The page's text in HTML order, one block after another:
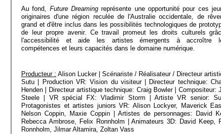
Au fond, Future Dreaming représente une opportunité pour ces
originaires d'une région reculée de l'Australie occidentale, de
grand et d'être inclus dans les possibilités technologiques de
de leur propre avenir. Ce travail promeut les droits culturels
l'accessibilité et aide les artistes émergents à accroître
compétences et leurs capacités dans le domaine numérique.
Producteur : Alison Lucker | Scénariste / Réalisateur / Directeur
Sutu | Production VR: Vision du visiteur | Directeur technique:
Henden | Directeur artistique technique: Craig Bowler | Compositeur:
Steele | VR spécial FX: Vladimir Storm | Artiste VR senior:
Protagonistes et artistes juniors VR: Alison Lockyer, Maverick
Nelson Coppin, Maxie Coppin | Artistes de personnages: David
Rebecca Ambrose, Felix Ronnholm | Animateurs 3D: David Keep,
Ronnholm, Jilmar Altamira, Zoltan Vass